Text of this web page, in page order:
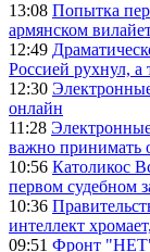
13:08 Попытка
армянском
12:49
Россией рухнул, а
12:30
онлайн
11:28
важно принимать
10:56 Католикос
первом судебном
10:36
интеллект
09:51 Фронт